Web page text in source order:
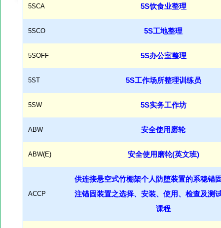
5SCA 5S饮食业整理
5SCO 5S工地整理
5SOFF 5S办公室整理
5ST 5S工作场所整理训练员
5SW 5S实务工作坊
ABW 安全使用磨轮
ABW(E) 安全使用磨轮(英文班)
ACCP
供连接悬空式竹棚架个人防堕装置的系稳锚
注锚固装置之选择、安装、使用、检查及测
课程